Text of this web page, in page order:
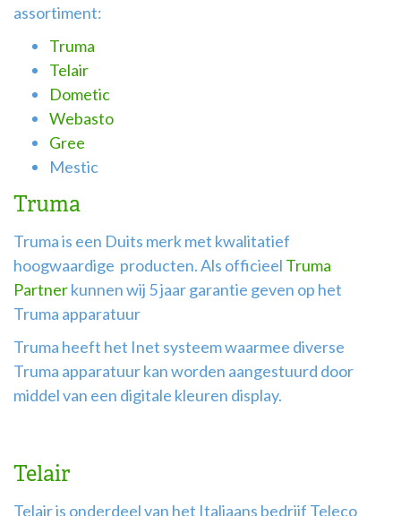
assortiment:
Truma
Telair
Dometic
Webasto
Gree
Mestic
Truma
Truma is een Duits merk met kwalitatief
hoogwaardige producten. Als officieel Truma
Partnerkunnen wij 5 jaar garantie geven op het
Truma apparatuur
Truma heeft het Inet systeem waarmee diverse
Truma apparatuur kan worden aangestuurd door
middel van een digitale kleuren display.
Telair
Telair is onderdeel van het Italiaans bedrijf Teleco